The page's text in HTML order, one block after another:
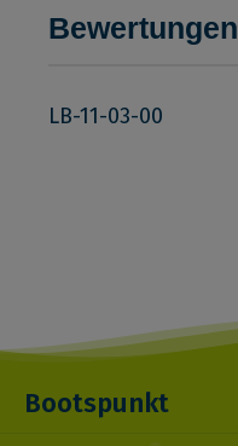
Bewertungen
LB-11-03-00
Bootspunkt